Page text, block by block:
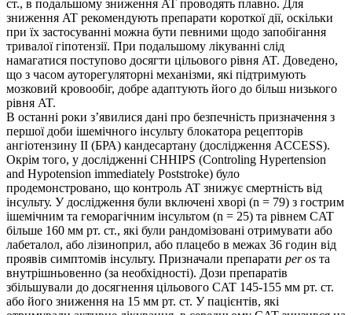
ст., в подальшому зниження AT проводять плавно. Для
зниження AT рекомендують препарати короткої дії, оскільки
при їх застосуванні можна бути певними щодо запобігання
тривалої гіпотензії. При подальшому лікуванні слід
намагатися поступово досягти цільового рівня AT. Доведено,
що з часом ауторегуляторні механізми, які підтримують
мозковий кровообіг, добре адаптують його до більш низького
рівня AT.
В останні роки з’явилися дані про безпечність призначення з
першої доби ішемічного інсульту блокатора рецепторів
ангіотензину II (БРА) кандесартану (дослідження ACCESS).
Окрім того, у дослідженні CHHIPS (Controling Hypertension
and Hypotension immediately Poststroke) було
продемонстровано, що контроль AT знижує смертність від
інсульту. У дослідження були включені хворі (n = 79) з гострим
ішемічним та геморагічним інсультом (n = 25) та рівнем СAT
більше 160 мм рт. ст., які були рандомізовані отримувати або
лабеталол, або лізиноприл, або плацебо в межах 36 годин від
проявів симптомів інсульту. Призначали препарати per os та
внутрішньовенно (за необхідності). Дози препаратів
збільшували до досягнення цільового СAT 145-155 мм рт. ст.
або його зниження на 15 мм рт. ст. У пацієнтів, які